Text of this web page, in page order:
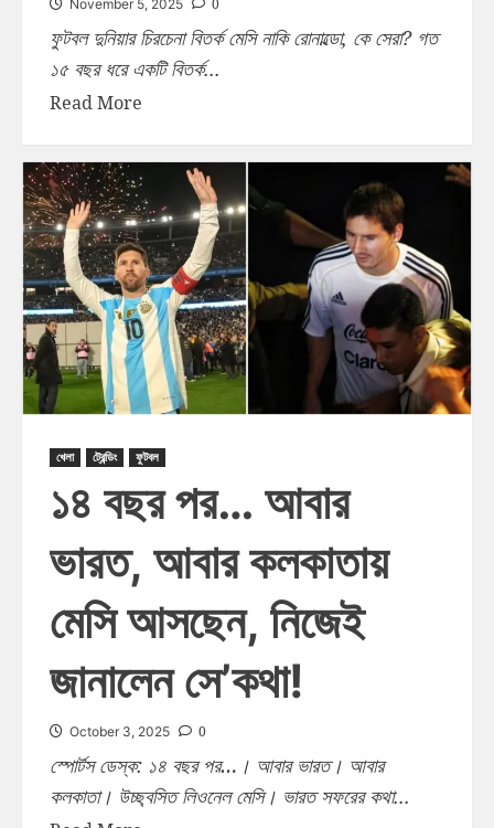
November 5, 2025 0
ফুটবল দুনিয়ার চিরচেনা বিতর্ক মেসি নাকি রোনাল্ডো, কে সেরা? গত
১৫ বছর ধরে একটি বিতর্ক...
Read More
খেলা ট্রেন্ডিং ফুটবল
১৪ বছর পর… আবার
ভারত, আবার কলকাতায়
মেসি আসছেন, নিজেই
জানালেন সে’কথা!
October 3, 2025 0
স্পোর্টস ডেস্ক: ১৪ বছর পর…। আবার ভারত। আবার
কলকাতা। উচ্ছ্বসিত লিওনেল মেসি। ভারত সফরের কথা...